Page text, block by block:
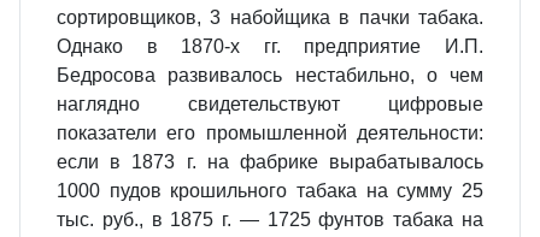
сортировщиков, 3 набойщика в пачки табака.
Однако в 1870-х гг. предприятие И.П.
Бедросова развивалось нестабильно, о чем
наглядно свидетельствуют цифровые
показатели его промышленной деятельности:
если в 1873 г. на фабрике вырабатывалось
1000 пудов крошильного табака на сумму 25
тыс. руб., в 1875 г. — 1725 фунтов табака на